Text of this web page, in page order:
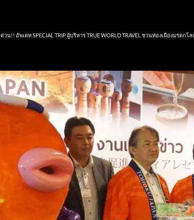
ด่วน!! อัพเดท SPECIAL TRIP ผู้บริหาร TRUE WORLD TRAVEL ชวนท่องเมืองมรดกโล